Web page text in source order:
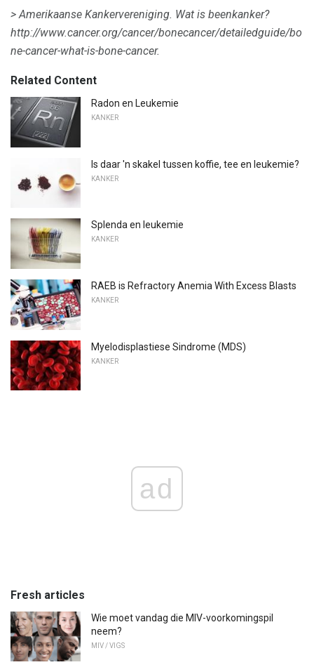
> Amerikaanse Kankervereniging. Wat is beenkanker?
http://www.cancer.org/cancer/bonecancer/detailedguide/bo
ne-cancer-what-is-bone-cancer.
Related Content
Radon en Leukemie
KANKER
Is daar 'n skakel tussen koffie, tee en leukemie?
KANKER
Splenda en leukemie
KANKER
RAEB is Refractory Anemia With Excess Blasts
KANKER
Myelodisplastiese Sindrome (MDS)
KANKER
ad
Fresh articles
Wie moet vandag die MIV-voorkomingspil
neem?
MIV / VIGS